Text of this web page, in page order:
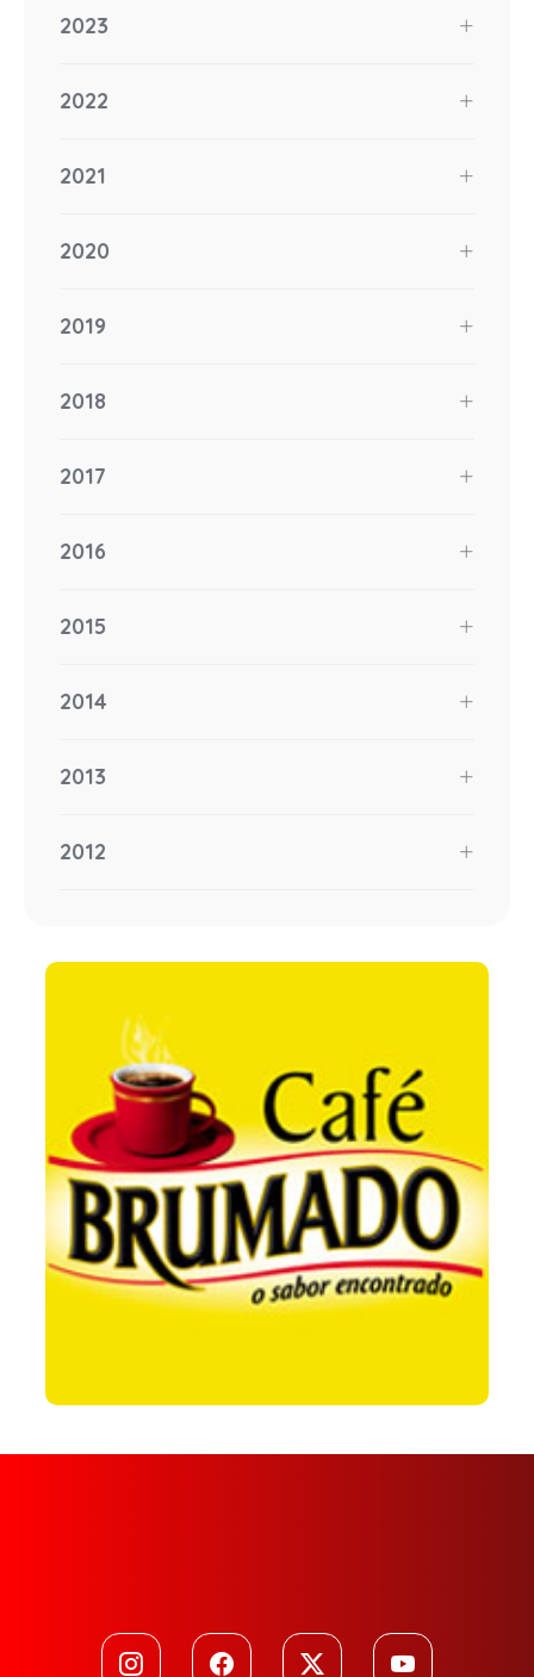
2023
2022
2021
2020
2019
2018
2017
2016
2015
2014
2013
2012